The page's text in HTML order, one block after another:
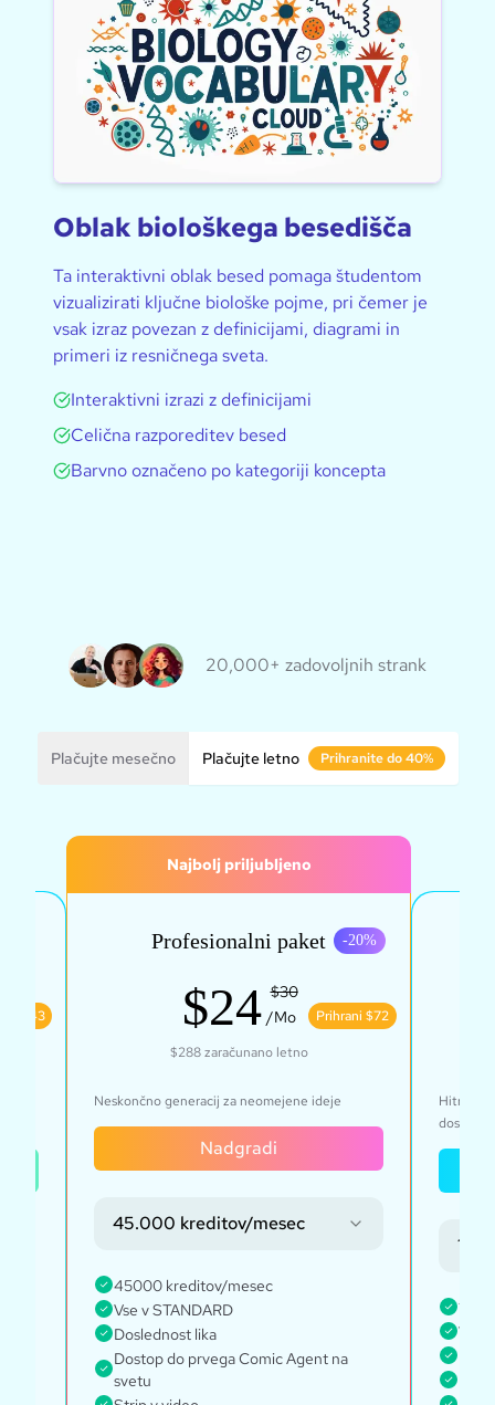
Oblak biološkega besedišča
Ta interaktivni oblak besed pomaga študentom
vizualizirati ključne biološke pojme, pri čemer je
vsak izraz povezan z definicijami, diagrami in
primeri iz resničnega sveta.
Interaktivni izrazi z definicijami
Celična razporeditev besed
Barvno označeno po kategoriji koncepta
20,000+ zadovoljnih strank
Plačujte mesečno Plačujte letno Prihranite do 40%
$43
Najbolj priljubljeno
Profesionalni paket -20%
$24 $30
/Mo
Prihrani $72
$288 zaračunano letno
Neskončno generacij za neomejene ideje
Nadgradi
45.000 kreditov/mesec
45000 kreditov/mesec
Vse v STANDARD
Doslednost lika
Dostop do prvega Comic Agent na
svetu
Hitro, za
Vse